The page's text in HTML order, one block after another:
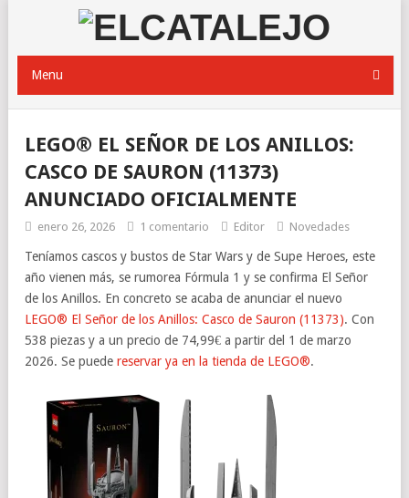
Menu
LEGO® EL SEÑOR DE LOS ANILLOS:
CASCO DE SAURON (11373)
ANUNCIADO OFICIALMENTE
enero 26, 2026 1 comentario Editor Novedades
Teníamos cascos y bustos de Star Wars y de Supe Heroes, este
año vienen más, se rumorea Fórmula 1 y se confirma El Señor
de los Anillos. En concreto se acaba de anunciar el nuevo
LEGO® El Señor de los Anillos: Casco de Sauron (11373). Con
538 piezas y a un precio de 74,99€ a partir del 1 de marzo
2026. Se puede reservar ya en la tienda de LEGO®.